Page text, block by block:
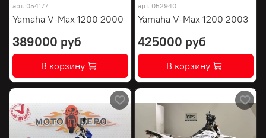
арт. 054177
Yamaha V-Max 1200 2000
389000 руб
В корзину
арт. 052940
Yamaha V-Max 1200 2003
425000 руб
В корзину